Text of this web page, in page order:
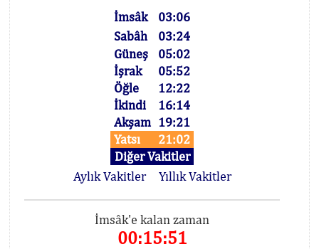
İmsâk
03:06
Sabâh
03:24
Güneş
05:02
İşrak
05:52
Öğle
12:22
İkindi
16:14
Akşam 19:21
Yatsı
21:02
Diğer Vakitler
Aylık Vakitler
Yıllık Vakitler
İmsâk'e kalan zaman
00:15:51